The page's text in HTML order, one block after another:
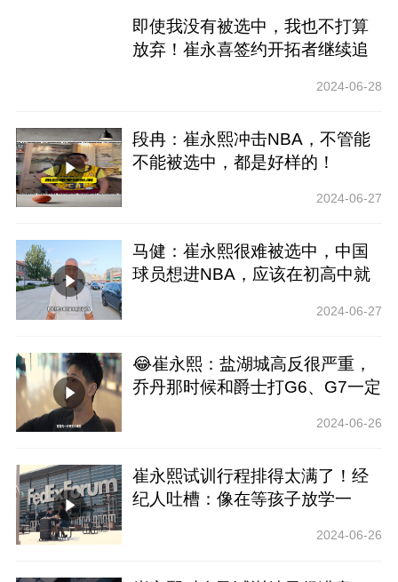
即使我没有被选中，我也不打算
放弃！崔永喜签约开拓者继续追
2024-06-28
段冉：崔永熙冲击NBA，不管能
不能被选中，都是好样的！
2024-06-27
马健：崔永熙很难被选中，中国
球员想进NBA，应该在初高中就
2024-06-27
😂崔永熙：盐湖城高反很严重，
乔丹那时候和爵士打G6、G7一定
2024-06-26
崔永熙试训行程排得太满了！经
纪人吐槽：像在等孩子放学一
2024-06-26